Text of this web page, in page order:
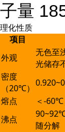
子量
理化性质
项目
外观
无色至
光储存
密度
（20℃）
熔点
＜-60℃
沸点
随分解